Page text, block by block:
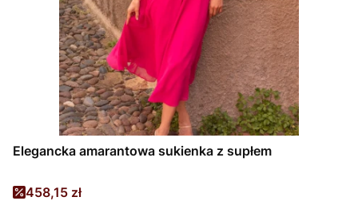
Elegancka amarantowa sukienka z supłem
Cena promocyjna
458,15 zł